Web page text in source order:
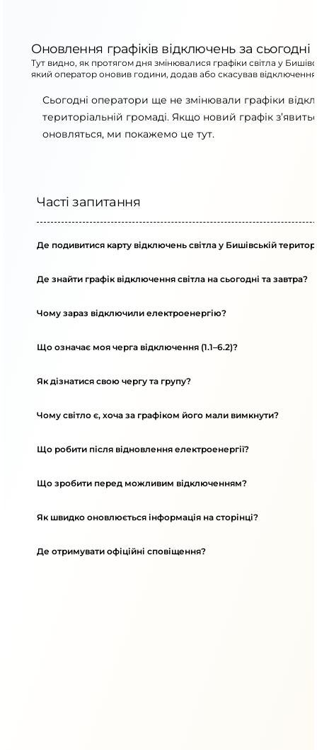
Оновлення графіків відключень за сьогодні
Тут видно, як протягом дня змінювалися графіки світла у
який оператор оновив години, додав або скасував
Сьогодні оператори ще не змінювали графіки
територіальній громаді. Якщо новий графік
оновляться, ми покажемо це тут.
Часті запитання
Де подивитися карту відключень світла у Бишівській
Де знайти графік відключення світла на сьогодні та завтра?
Чому зараз відключили електроенергію?
Що означає моя черга відключення (1.1–6.2)?
Як дізнатися свою чергу та групу?
Чому світло є, хоча за графіком його мали вимкнути?
Що робити після відновлення електроенергії?
Що зробити перед можливим відключенням?
Як швидко оновлюється інформація на сторінці?
Де отримувати офіційні сповіщення?